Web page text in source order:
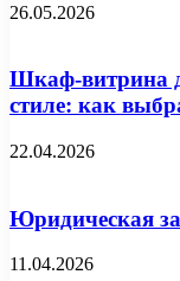
26.05.2026
Шкаф-витрина
стиле: как
22.04.2026
Юридическая
11.04.2026